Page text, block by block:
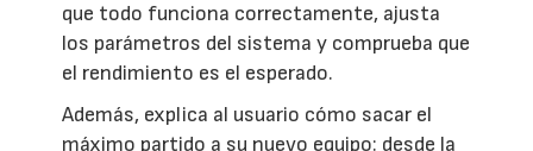
que todo funciona correctamente, ajusta
los parámetros del sistema y comprueba que
el rendimiento es el esperado.
Además, explica al usuario cómo sacar el
máximo partido a su nuevo equipo: desde la